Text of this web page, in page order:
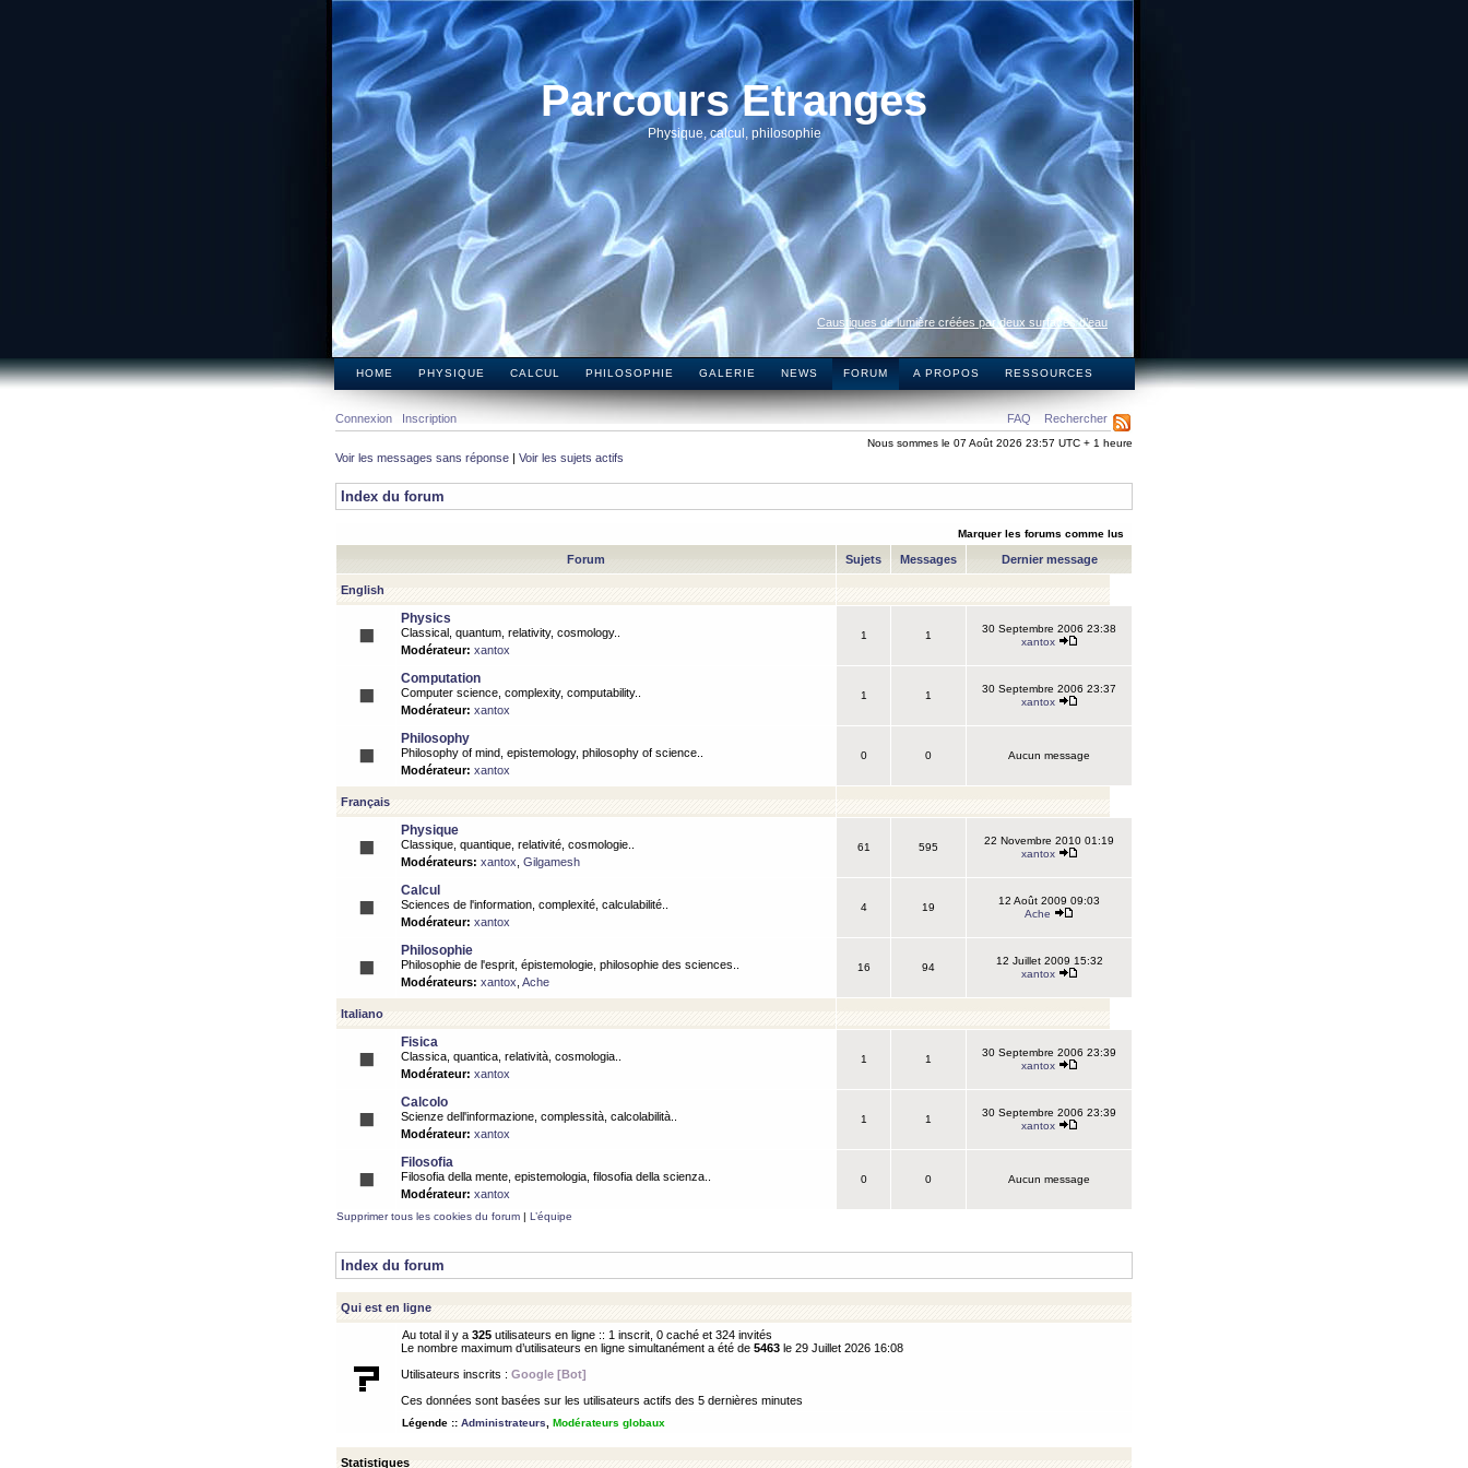
Parcours Etranges
Physique, calcul, philosophie
Caustiques de lumière créées par deux surfaces d’eau
HOME PHYSIQUE CALCUL PHILOSOPHIE GALERIE NEWS FORUM A PROPOS RESSOURCES
FAQ Rechercher
Connexion Inscription
Nous sommes le 07 Août 2026 23:57 UTC + 1 heure
Voir les messages sans réponse | Voir les sujets actifs
Index du forum
Marquer les forums comme lus
Forum Sujets Messages Dernier message
English
Physics
Classical, quantum, relativity, cosmology..
Modérateur: xantox
1 1
30 Septembre 2006 23:38
xantox
Computation
Computer science, complexity, computability..
Modérateur: xantox
1 1
30 Septembre 2006 23:37
xantox
Philosophy
Philosophy of mind, epistemology, philosophy of science..
Modérateur: xantox
0 0 Aucun message
Français
Physique
Classique, quantique, relativité, cosmologie..
Modérateurs: xantox Gilgamesh
61 595
22 Novembre 2010 01:19
xantox
Calcul
Sciences de l'information, complexité, calculabilité..
Modérateur: xantox
4 19
12 Août 2009 09:03
Ache
Philosophie
Philosophie de l'esprit, épistemologie, philosophie des sciences..
Modérateurs: xantox Ache
16 94
12 Juillet 2009 15:32
xantox
Italiano
Fisica
Classica, quantica, relatività, cosmologia..
Modérateur: xantox
1 1
30 Septembre 2006 23:39
xantox
Calcolo
Scienze dell'informazione, complessità, calcolabilità..
Modérateur: xantox
1 1
30 Septembre 2006 23:39
xantox
Filosofia
Filosofia della mente, epistemologia, filosofia della scienza..
Modérateur: xantox
0 0 Aucun message
Supprimer tous les cookies du forum | L’équipe
Index du forum
Qui est en ligne
Au total il y a 325 utilisateurs en ligne :: 1 inscrit, 0 caché et 324 invités
Le nombre maximum d’utilisateurs en ligne simultanément a été de 5463 le 29 Juillet 2026 16:08
Utilisateurs inscrits : Google [Bot]
Ces données sont basées sur les utilisateurs actifs des 5 dernières minutes
Légende :: Administrateurs Modérateurs globaux
Statistiques